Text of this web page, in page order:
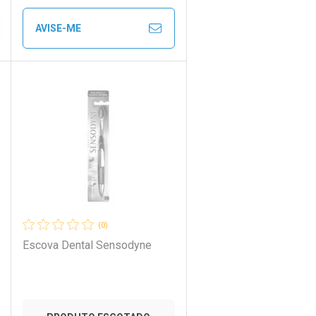
Ver Desconto Convênio
AVISE-ME
Laboratório
Por Menos
(0)
Escova Dental Sensodyne